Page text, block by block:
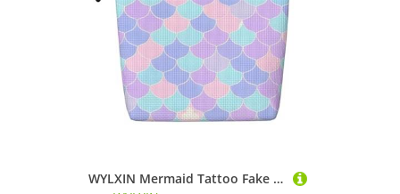
WYLXIN Mermaid Tattoo Fake Hanf Make-up Tasche Umweltfreundlich und langlebig, einfaches Design, einfach Ihre Beauty-Essentials zu verstauen, Schwarz, Einheitsgröße